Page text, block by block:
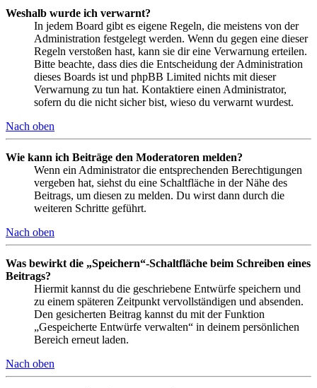
Weshalb wurde ich verwarnt?
In jedem Board gibt es eigene Regeln, die meistens von der
Administration festgelegt werden. Wenn du gegen eine dieser
Regeln verstoßen hast, kann sie dir eine Verwarnung erteilen.
Bitte beachte, dass dies die Entscheidung der Administration
dieses Boards ist und phpBB Limited nichts mit dieser
Verwarnung zu tun hat. Kontaktiere einen Administrator,
sofern du die nicht sicher bist, wieso du verwarnt wurdest.
Nach oben
Wie kann ich Beiträge den Moderatoren melden?
Wenn ein Administrator die entsprechenden Berechtigungen
vergeben hat, siehst du eine Schaltfläche in der Nähe des
Beitrags, um diesen zu melden. Du wirst dann durch die
weiteren Schritte geführt.
Nach oben
Was bewirkt die „Speichern“-Schaltfläche beim Schreiben eines
Beitrags?
Hiermit kannst du die geschriebene Entwürfe speichern und
zu einem späteren Zeitpunkt vervollständigen und absenden.
Den gesicherten Beitrag kannst du mit der Funktion
„Gespeicherte Entwürfe verwalten“ in deinem persönlichen
Bereich erneut laden.
Nach oben